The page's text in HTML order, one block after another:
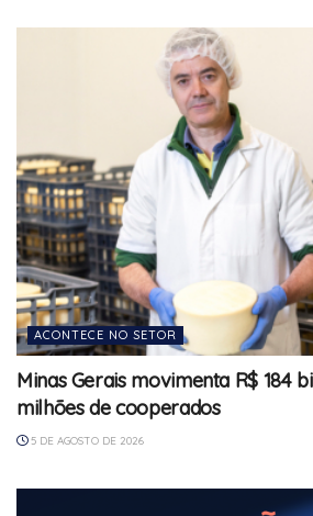
ACONTECE NO SETOR
Minas Gerais movimenta R$ 184
milhões de cooperados
5 DE AGOSTO DE 2026